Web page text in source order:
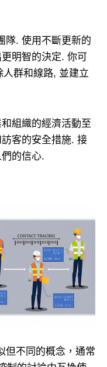
隊. 使用不斷更新的
明智的決定. 你可
群和線路, 並建立
組織的經濟活動至
客的安全措施. 接
的信心.
但不同的概念，通常